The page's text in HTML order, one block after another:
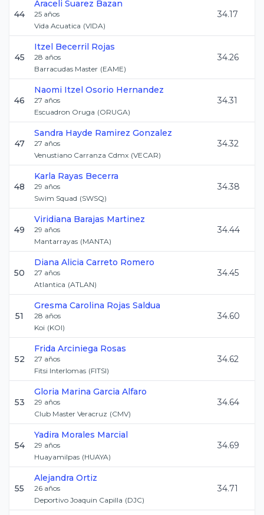
44
Araceli Suarez Bazan
25 años
Vida Acuatica (VIDA)
34.17
45
Itzel Becerril Rojas
28 años
Barracudas Master (EAME)
34.26
46
Naomi Itzel Osorio Hernandez
27 años
Escuadron Oruga (ORUGA)
34.31
47
Sandra Hayde Ramirez Gonzalez
27 años
Venustiano Carranza Cdmx (VECAR)
34.32
48
Karla Rayas Becerra
29 años
Swim Squad (SWSQ)
34.38
49
Viridiana Barajas Martinez
29 años
Mantarrayas (MANTA)
34.44
50
Diana Alicia Carreto Romero
27 años
Atlantica (ATLAN)
34.45
51
Gresma Carolina Rojas Saldua
28 años
Koi (KOI)
34.60
52
Frida Arciniega Rosas
27 años
Fitsi Interlomas (FITSI)
34.62
53
Gloria Marina Garcia Alfaro
29 años
Club Master Veracruz (CMV)
34.64
54
Yadira Morales Marcial
29 años
Huayamilpas (HUAYA)
34.69
55
Alejandra Ortiz
26 años
Deportivo Joaquin Capilla (DJC)
34.71